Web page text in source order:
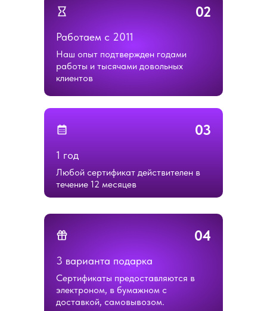
04
3 варианта подарка
Сертификаты предоставляются в
электроном, в бумажном с
доставкой, самовывозом.
02
Работаем с 2011
Наш опыт подтвержден годами
работы и тысячами довольных
клиентов
03
1 год
Любой сертификат действителен в
течение 12 месяцев
НАПИШИТЕ НАМ ВКОНТАКТЕ
НАПИШИТЕ НАМ В TELEGRAM